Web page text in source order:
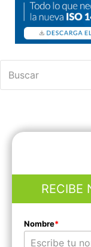
RECIBE
Nombre*